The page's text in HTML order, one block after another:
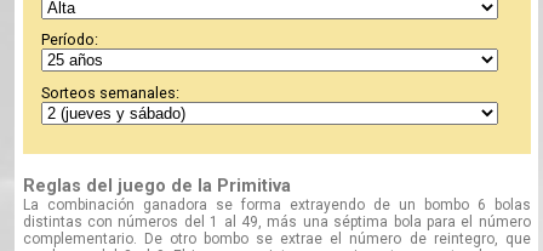
Período:
Sorteos semanales:
Reglas del juego de la Primitiva
La combinación ganadora se forma extrayendo de un bombo 6 bolas
distintas con números del 1 al 49, más una séptima bola para el número
complementario. De otro bombo se extrae el número de reintegro, que